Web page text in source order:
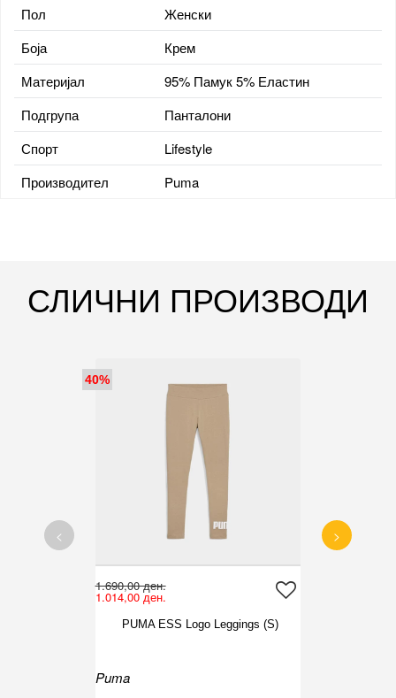
Пол
Женски
Боја
Крем
Материјал
95% Памук 5% Еластин
Подгрупа
Панталони
Спорт
Lifestyle
Производител
Puma
СЛИЧНИ ПРОИЗВОДИ
40%
1.690,00 ден.
1.014,00 ден.
PUMA ESS Logo Leggings (S)
Puma
< >